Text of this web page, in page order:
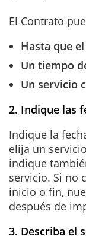
El Contrato
Hasta que
Un tiempo
Un servicio
2. Indique las
Indique la
elija un
indique
servicio. Si no
inicio o fin,
después de
3. Describa el